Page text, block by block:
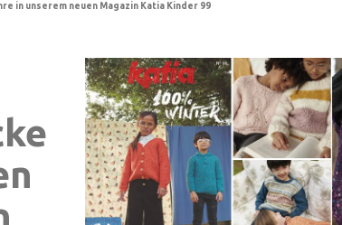
in unserem neuen Magazin Katia Kinder 99